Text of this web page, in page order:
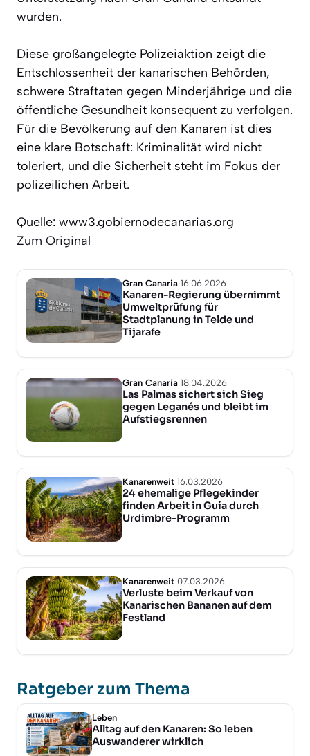
wurden.
Diese großangelegte Polizeiaktion zeigt die
Entschlossenheit der kanarischen Behörden,
schwere Straftaten gegen Minderjährige und die
öffentliche Gesundheit konsequent zu verfolgen.
Für die Bevölkerung auf den Kanaren ist dies
eine klare Botschaft: Kriminalität wird nicht
toleriert, und die Sicherheit steht im Fokus der
polizeilichen Arbeit.
Quelle: www3.gobiernodecanarias.org
Zum Original
Gran Canaria 16.06.2026
Kanaren-Regierung übernimmt
Umweltprüfung für
Stadtplanung in Telde und
Tijarafe
Gran Canaria 18.04.2026
Las Palmas sichert sich Sieg
gegen Leganés und bleibt im
Aufstiegsrennen
Kanarenweit 16.03.2026
24 ehemalige Pflegekinder
finden Arbeit in Guía durch
Urdimbre-Programm
Kanarenweit 07.03.2026
Verluste beim Verkauf von
Kanarischen Bananen auf dem
Festland
Ratgeber zum Thema
Leben
Alltag auf den Kanaren: So leben
Auswanderer wirklich